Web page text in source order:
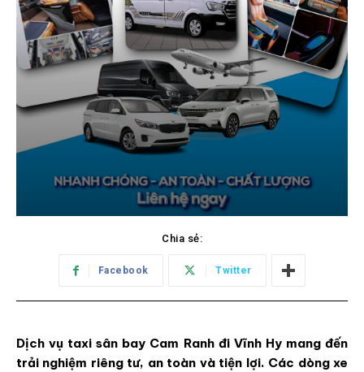
Chia sẻ:
Facebook Twitter
Dịch vụ taxi sân bay Cam Ranh đi Vĩnh Hy mang đến
trải nghiệm riêng tư, an toàn và tiện lợi. Các dòng xe